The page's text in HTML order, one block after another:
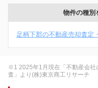
物件の種別
足柄下郡の不動産売却査定
※1 2025年1月現在「不動産会社
査」より(株)東京商工リサーチ